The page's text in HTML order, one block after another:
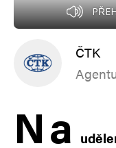
ČTK
Na